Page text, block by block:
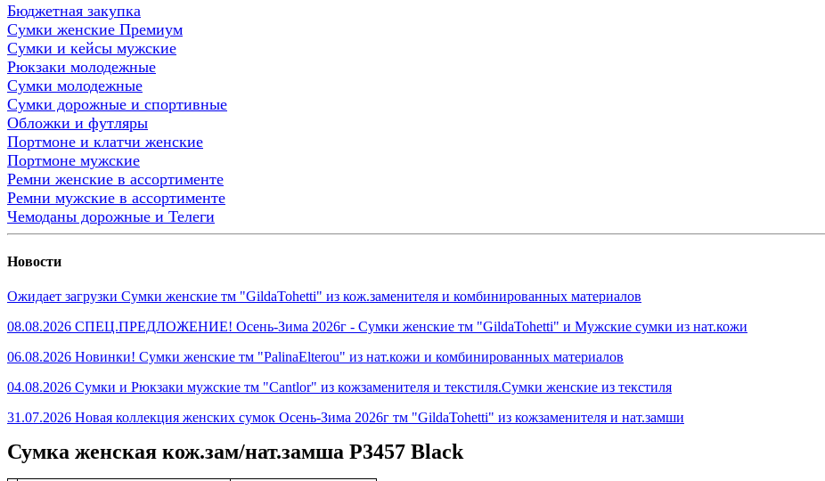
Бюджетная закупка
Сумки женские Премиум
Сумки и кейсы мужские
Рюкзаки молодежные
Сумки молодежные
Сумки дорожные и спортивные
Обложки и футляры
Портмоне и клатчи женские
Портмоне мужские
Ремни женские в ассортименте
Ремни мужские в ассортименте
Чемоданы дорожные и Телеги
Новости
Ожидает загрузки Сумки женские тм "GildaTohetti" из кож.заменителя и комбинированных материалов
08.08.2026 СПЕЦ.ПРЕДЛОЖЕНИЕ! Осень-Зима 2026г - Сумки женские тм "GildaTohetti" и Мужские сумки из нат.кожи
06.08.2026 Новинки! Сумки женские тм "PalinaElterou" из нат.кожи и комбинированных материалов
04.08.2026 Сумки и Рюкзаки мужские тм "Cantlor" из кожзаменителя и текстиля.Сумки женские из текстиля
31.07.2026 Новая коллекция женских сумок Осень-Зима 2026г тм "GildaTohetti" из кожзаменителя и нат.замши
Сумка женская кож.зам/нат.замша P3457 Black